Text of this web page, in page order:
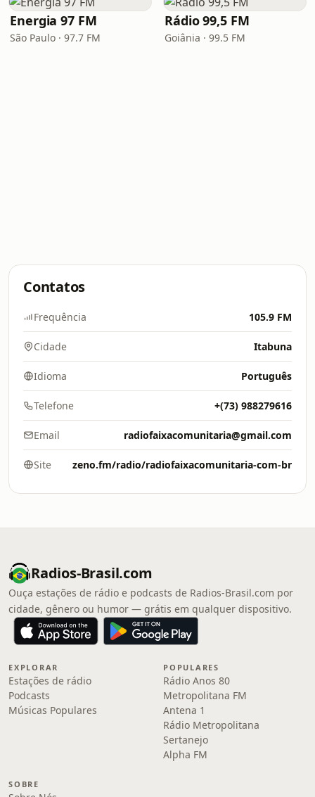
Energia 97 FM
São Paulo · 97.7 FM
Rádio 99,5 FM
Goiânia · 99.5 FM
Contatos
Frequência 105.9 FM
Cidade Itabuna
Idioma Português
Telefone +(73) 988279616
Email radiofaixacomunitaria@gmail.com
Site zeno.fm/radio/radiofaixacomunitaria-com-br
Radios-Brasil.com
Ouça estações de rádio e podcasts de Radios-Brasil.com por
cidade, gênero ou humor — grátis em qualquer dispositivo.
EXPLORAR
Estações de rádio
Podcasts
Músicas Populares
POPULARES
Rádio Anos 80
Metropolitana FM
Antena 1
Rádio Metropolitana
Sertanejo
Alpha FM
SOBRE